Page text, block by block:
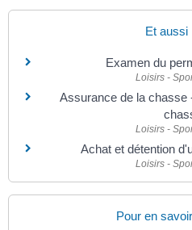
Et aussi
Examen du
Loisirs -
Assurance de la chasse
Loisirs -
Achat et détention
Loisirs -
Pour en